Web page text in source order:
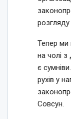
Тепер ми
на чолі
є
рухів у
Совсун.